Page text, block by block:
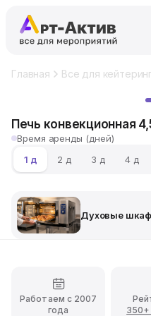
Главная Все для
Печь конвекционная
Время аренды (дней)
1 д
2 д 3 д 4 д
Духовые
Работаем с 2007
года
350+